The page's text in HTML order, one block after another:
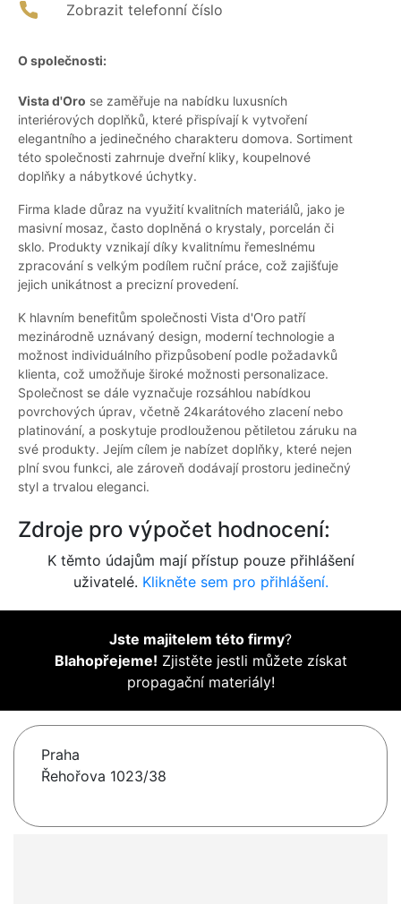
Zobrazit telefonní číslo
O společnosti:
Vista d'Oro se zaměřuje na nabídku luxusních
interiérových doplňků, které přispívají k vytvoření
elegantního a jedinečného charakteru domova. Sortiment
této společnosti zahrnuje dveřní kliky, koupelnové
doplňky a nábytkové úchytky.
Firma klade důraz na využití kvalitních materiálů, jako je
masivní mosaz, často doplněná o krystaly, porcelán či
sklo. Produkty vznikají díky kvalitnímu řemeslnému
zpracování s velkým podílem ruční práce, což zajišťuje
jejich unikátnost a precizní provedení.
K hlavním benefitům společnosti Vista d'Oro patří
mezinárodně uznávaný design, moderní technologie a
možnost individuálního přizpůsobení podle požadavků
klienta, což umožňuje široké možnosti personalizace.
Společnost se dále vyznačuje rozsáhlou nabídkou
povrchových úprav, včetně 24karátového zlacení nebo
platinování, a poskytuje prodlouženou pětiletou záruku na
své produkty. Jejím cílem je nabízet doplňky, které nejen
plní svou funkci, ale zároveň dodávají prostoru jedinečný
styl a trvalou eleganci.
Zdroje pro výpočet hodnocení:
K těmto údajům mají přístup pouze přihlášení
uživatelé. Klikněte sem pro přihlášení.
Jste majitelem této firmy?
Blahopřejeme! Zjistěte jestli můžete získat
propagační materiály!
Praha
Řehořova 1023/38